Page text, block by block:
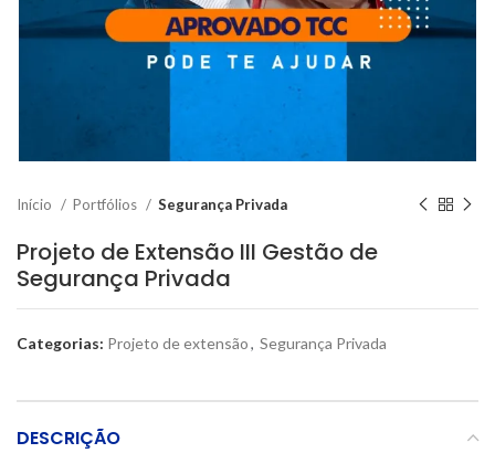
Início Portfólios Segurança Privada
Projeto de Extensão III Gestão de
Segurança Privada
Categorias: Projeto de extensão, Segurança Privada
DESCRIÇÃO